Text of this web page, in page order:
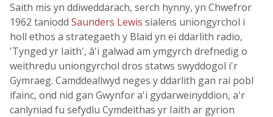
Saith mis yn ddiweddarach, serch hynny, yn Chwefror
1962 taniodd Saunders Lewis sialens uniongyrchol i
holl ethos a strategaeth y Blaid yn ei ddarlith radio,
'Tynged yr Iaith', â'i galwad am ymgyrch drefnedig o
weithredu uniongyrchol dros statws swyddogol i'r
Gymraeg. Camddeallwyd neges y ddarlith gan rai pobl
ifainc, ond nid gan Gwynfor a'i gydarweinyddion, a'r
canlyniad fu sefydlu Cymdeithas yr Iaith ar gyrion